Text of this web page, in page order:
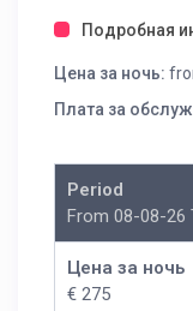
Подробная
Цена за ночь:
Плата за
Period
From 08-08-26
Цена за ночь
€ 275